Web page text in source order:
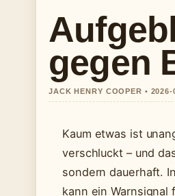
gegen
JACK HENRY COOPER •
Kaum etwas ist
verschluckt – und
sondern dauerhaft.
kann ein